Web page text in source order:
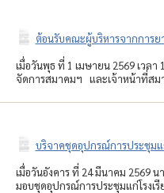
ต้อนรับคณะผู้บริหารจากการย
เมื่อวันพุธ ที่ 1 เมษายน 2569 เว
จัดการสมาคมฯ และเจ้าหน้าที่สม
บริจาคชุดอุปกรณ์การประชุมแ
เมื่อวันอังคาร ที่ 24 มีนาคม 2569
มอบชุดอุปกรณ์การประชุมแก่โรงเ